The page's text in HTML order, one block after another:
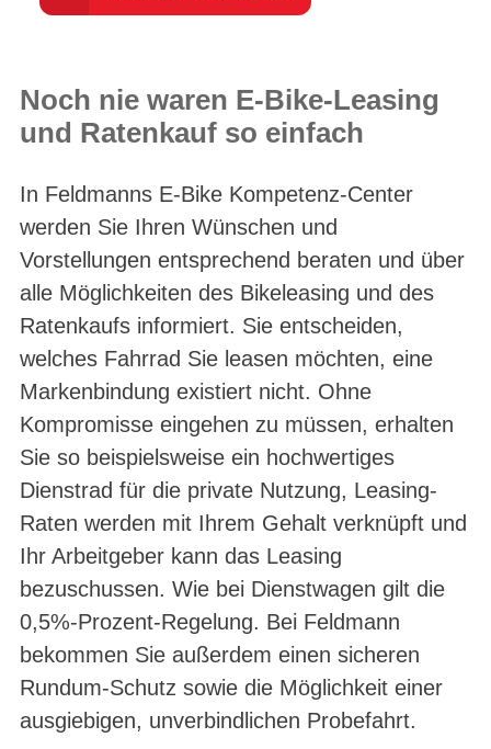
Noch nie waren E-Bike-Leasing
und Ratenkauf so einfach
In Feldmanns E-Bike Kompetenz-Center
werden Sie Ihren Wünschen und
Vorstellungen entsprechend beraten und über
alle Möglichkeiten des Bikeleasing und des
Ratenkaufs informiert. Sie entscheiden,
welches Fahrrad Sie leasen möchten, eine
Markenbindung existiert nicht. Ohne
Kompromisse eingehen zu müssen, erhalten
Sie so beispielsweise ein hochwertiges
Dienstrad für die private Nutzung, Leasing-
Raten werden mit Ihrem Gehalt verknüpft und
Ihr Arbeitgeber kann das Leasing
bezuschussen. Wie bei Dienstwagen gilt die
0,5%-Prozent-Regelung. Bei Feldmann
bekommen Sie außerdem einen sicheren
Rundum-Schutz sowie die Möglichkeit einer
ausgiebigen, unverbindlichen Probefahrt.